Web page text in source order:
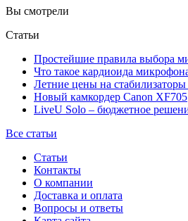
Вы смотрели
Статьи
Простейшие правила выбора
Что такое кардиоида
Летние цены на
Новый камкордер Canon XF705
LiveU Solo – бюджетное
Все статьи
Статьи
Контакты
О компании
Доставка и оплата
Вопросы и ответы